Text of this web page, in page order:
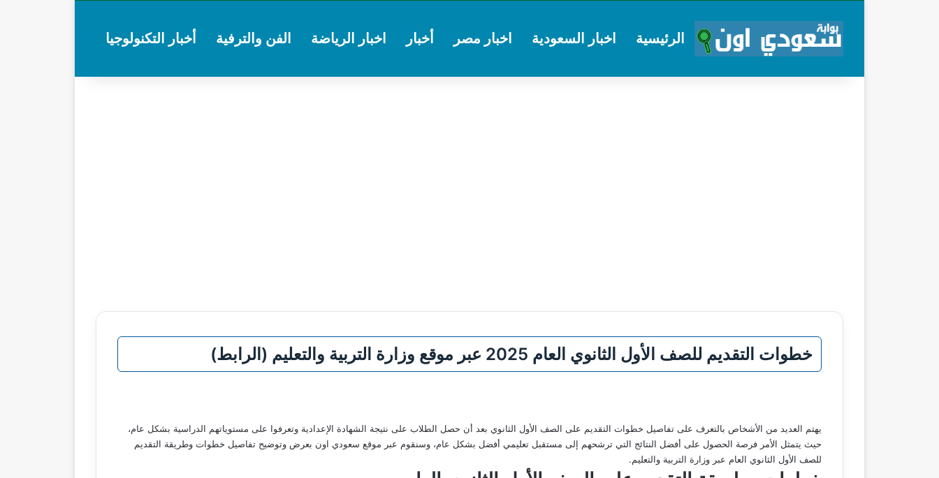
الرئيسية اخبار السعودية اخبار مصر أخبار اخبار الرياضة الفن والترفية أخبار التكنولوجيا
خطوات التقديم للصف الأول الثانوي العام 2025 عبر موقع وزارة التربية والتعليم (الرابط)
يهتم العديد من الأشخاص بالتعرف على تفاصيل خطوات التقديم على الصف الأول الثانوي بعد أن حصل الطلاب على نتيجة الشهادة الإعدادية وتعرفوا على مستوياتهم الدراسية بشكل عام،
حيث يتمثل الأمر فرصة الحصول على أفضل النتائج التي ترشحهم إلى مستقبل تعليمي أفضل بشكل عام، وسنقوم عبر موقع سعودي اون بعرض وتوضيح تفاصيل خطوات وطريقة التقديم
للصف الأول الثانوي العام عبر وزارة التربية والتعليم.